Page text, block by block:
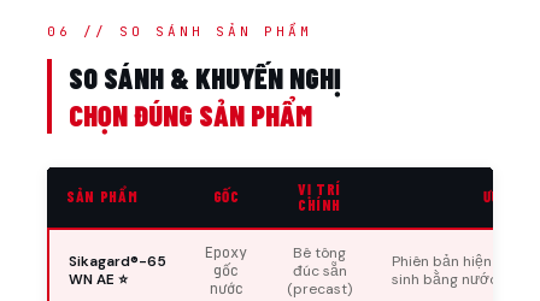
06 // SO SÁNH SẢN PHẨM
SO SÁNH & KHUYẾN NGHỊ
CHỌN ĐÚNG SẢN PHẨM
SẢN PHẨM GỐC
VỊ TRÍ
CHÍNH
ƯU ĐIỂM
Sikagard®-65
WN AE ⭐
Epoxy
gốc
nước
Bê tông
đúc sẵn
(precast)
Phiên bản hiện hành
sinh bằng nước